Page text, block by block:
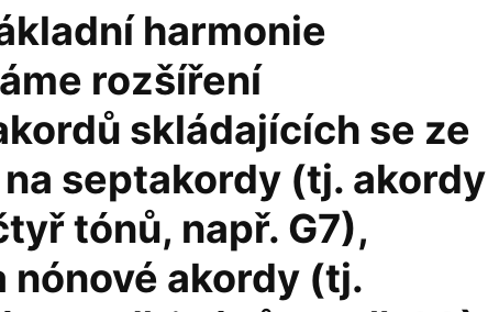
harmonie
rozšíření
skládajících se ze
septakordy (tj. akordy
tónů, např. G7),
nónové akordy (tj.